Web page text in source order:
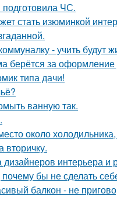
ЧС.
стать изюминкой
- учить будут
берётся за
типа дачи!
ванную так.
около
вторичку.
интерьера и
почему бы не сделать
балкон - не